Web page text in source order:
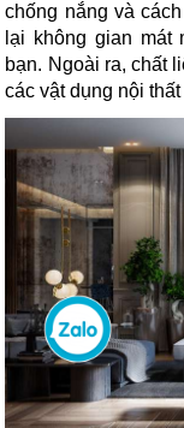
chống nắng và
lại không gian mát
bạn. Ngoài ra, chất
các vật dụng nội